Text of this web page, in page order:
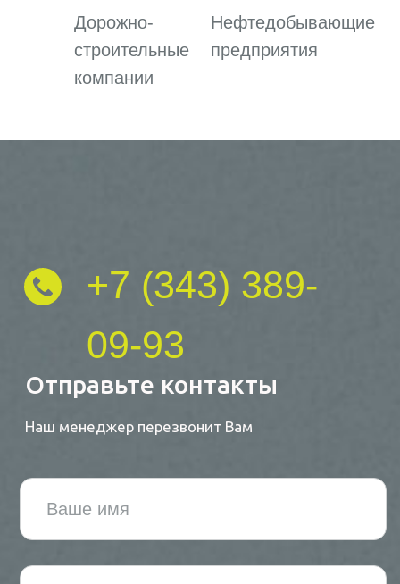
Дорожно-
строительные
компании
Нефтедобывающие
предприятия